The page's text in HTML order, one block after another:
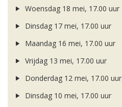
Woensdag 18 mei, 17.00 uur
Dinsdag 17 mei, 17.00 uur
Maandag 16 mei, 17.00 uur
Vrijdag 13 mei, 17.00 uur
Donderdag 12 mei, 17.00 uur
Dinsdag 10 mei, 17.00 uur